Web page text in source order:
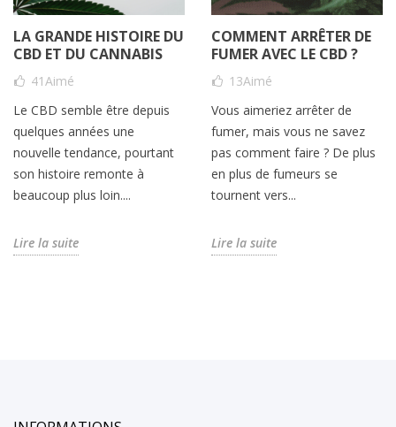
LA GRANDE HISTOIRE DU
CBD ET DU CANNABIS
41Aimé
Le CBD semble être depuis
quelques années une
nouvelle tendance, pourtant
son histoire remonte à
beaucoup plus loin....
Lire la suite
COMMENT ARRÊTER DE
FUMER AVEC LE CBD ?
13Aimé
Vous aimeriez arrêter de
fumer, mais vous ne savez
pas comment faire ? De plus
en plus de fumeurs se
tournent vers...
Lire la suite